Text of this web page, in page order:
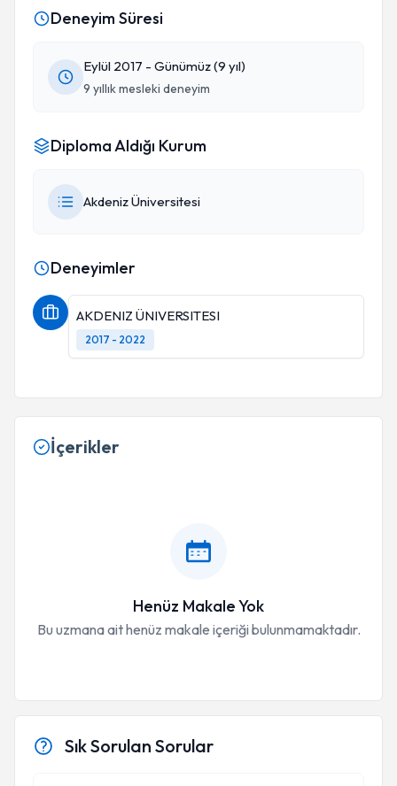
ederim😊
Deneyim Süresi
Eylül 2017 - Günümüz (9 yıl)
9 yıllık mesleki deneyim
Diploma Aldığı Kurum
Akdeniz Üniversitesi
Deneyimler
AKDENIZ ÜNIVERSITESI
2017 - 2022
İçerikler
Henüz Makale Yok
Bu uzmana ait henüz makale içeriği bulunmamaktadır.
Sık Sorulan Sorular